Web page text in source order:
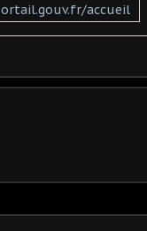
accueil